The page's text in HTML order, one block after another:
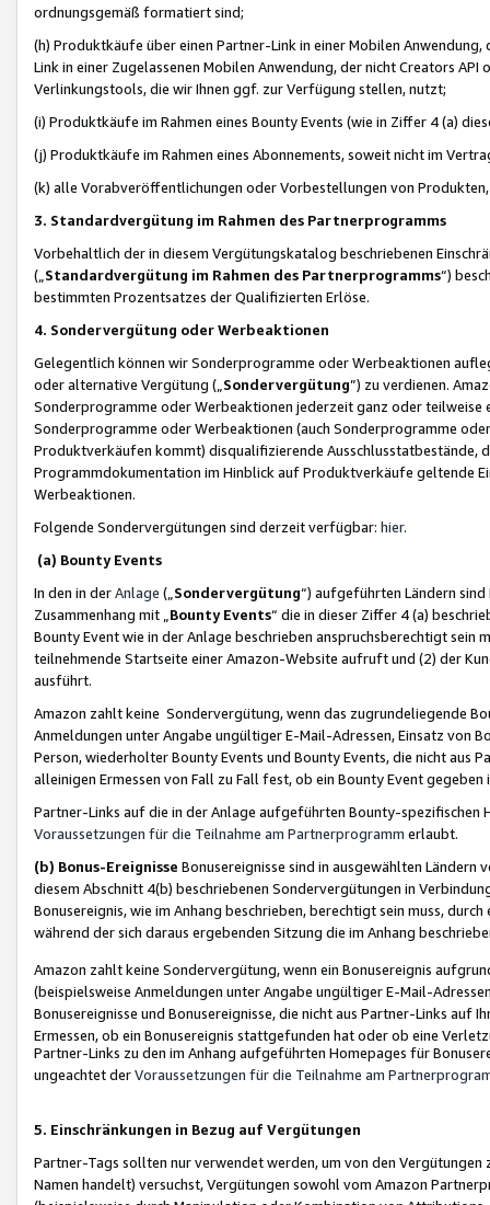
ordnungsgemäß formatiert sind;
(h) Produktkäufe über einen Partner-Link in einer Mobilen
Link in einer Zugelassenen Mobilen Anwendung, der nicht Creators
Verlinkungstools, die wir Ihnen ggf. zur Verfügung stellen, nutzt;
(i) Produktkäufe im Rahmen eines Bounty Events (wie in Ziffer 4 (a)
(j) Produktkäufe im Rahmen eines Abonnements, soweit nicht im
(k) alle Vorabveröffentlichungen oder Vorbestellungen von
3. Standardvergütung im Rahmen des Partnerprogramms
Vorbehaltlich der in diesem Vergütungskatalog beschriebenen
(„ Standardvergütung im Rahmen des Partnerprogramms“)
bestimmten Prozentsatzes der Qualifizierten Erlöse.
4. Sondervergütung oder Werbeaktionen
Gelegentlich können wir Sonderprogramme oder Werbeaktionen
oder alternative Vergütung („ Sondervergütung”) zu verdienen.
Sonderprogramme oder Werbeaktionen jederzeit ganz oder
Sonderprogramme oder Werbeaktionen (auch Sonderprogramme
Produktverkäufen kommt) disqualifizierende Ausschlusstatbestände,
Programmdokumentation im Hinblick auf Produktverkäufe geltende
Werbeaktionen.
Folgende Sondervergütungen sind derzeit verfügbar: hier.
(a) Bounty Events
In den in derAnlage („ Sondervergütung“) aufgeführten Ländern
Zusammenhang mit „ Bounty Events“ die in dieser Ziffer 4 (a)
Bounty Event wie in der Anlage beschrieben anspruchsberechtigt sein
teilnehmende Startseite einer Amazon-Website aufruft und (2) der
ausführt.
Amazon zahlt keine Sondervergütung, wenn das zugrundeliegende
Anmeldungen unter Angabe ungültiger E-Mail-Adressen, Einsatz von
Person, wiederholter Bounty Events und Bounty Events, die nicht
alleinigen Ermessen von Fall zu Fall fest, ob ein Bounty Event
Partner-Links auf die in der Anlage aufgeführten Bounty-spezifischen
Voraussetzungen für die Teilnahme am Partnerprogramm erlaubt.
(b) Bonus-Ereignisse Bonusereignisse sind in ausgewählten Ländern
diesem Abschnitt 4(b) beschriebenen Sondervergütungen in
Bonusereignis, wie im Anhang beschrieben, berechtigt sein muss,
während der sich daraus ergebenden Sitzung die im Anhang
Amazon zahlt keine Sondervergütung, wenn ein Bonusereignis
(beispielsweise Anmeldungen unter Angabe ungültiger E-Mail-
Bonusereignisse und Bonusereignisse, die nicht aus Partner-Links auf
Ermessen, ob ein Bonusereignis stattgefunden hat oder ob eine
Partner-Links zu den im Anhang aufgeführten Homepages für
ungeachtet derVoraussetzungen für die Teilnahme am
5. Einschränkungen in Bezug auf Vergütungen
Partner-Tags sollten nur verwendet werden, um von den
Namen handelt) versuchst, Vergütungen sowohl vom Amazon